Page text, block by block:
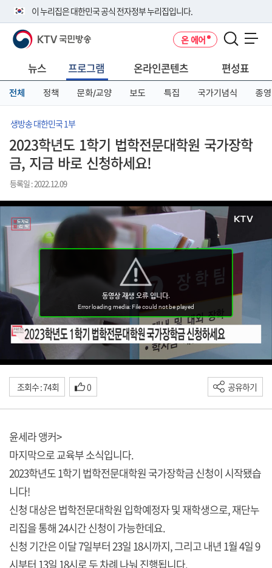
이 누리집은 대한민국 공식 전자정부 누리집입니다.
공식 누리집 주소 확인하기
니다.
이밖에 or.kr 또는 .kr등 다른 도메인 주소를 사용하고 있다면 아래 URL에
서 도메인 주소를 확인해 보세요
KTV 국민방송 온 에어
뉴스 프로그램 온라인콘텐츠 편성표
전체 정책 문화/교양 보도 특집 국가기념식 종영
생방송 대한민국 1부
2023학년도 1학기 법학전문대학원 국가장학
금, 지금 바로 신청하세요!
등록일 : 2022.12.09
조회수 : 74회 0 공유하기
윤세라 앵커>
마지막으로 교육부 소식입니다.
2023학년도 1학기 법학전문대학원 국가장학금 신청이 시작됐습
니다!
신청 대상은 법학전문대학원 입학예정자 및 재학생으로, 재단누
리집을 통해 24시간 신청이 가능한데요.
신청 기간은 이달 7일부터 23일 18시까지, 그리고 내년 1월 4일 9
시부터 13일 18시로 두 차례 나눠 진행됩니다.